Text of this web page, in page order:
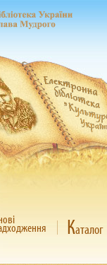
Каталог